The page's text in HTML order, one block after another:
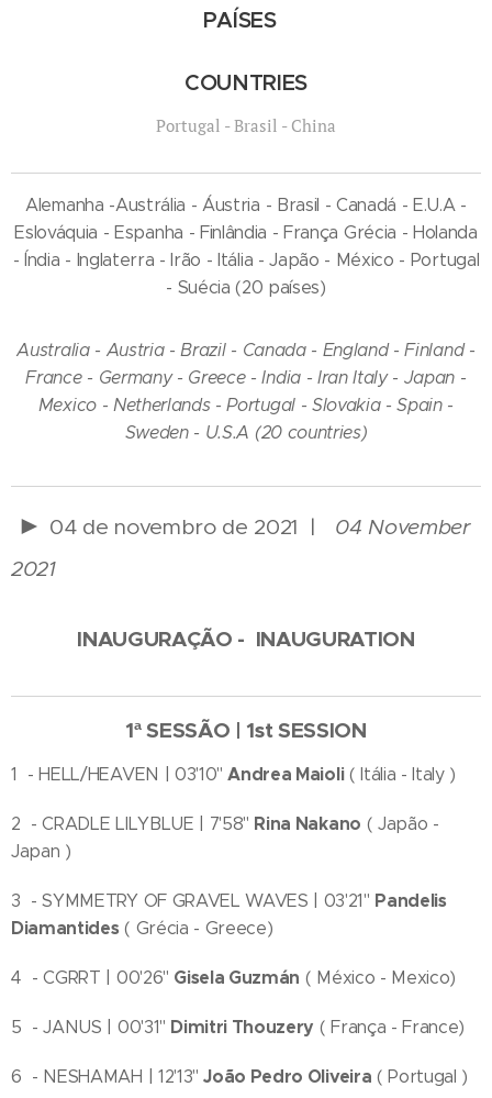
PAÍSES
COUNTRIES
Portugal - Brasil - China
Alemanha -Austrália - Áustria - Brasil - Canadá - E.U.A -
Eslováquia - Espanha - Finlândia - França Grécia - Holanda
- Índia - Inglaterra - Irão - Itália - Japão - México - Portugal
- Suécia (20 países)
Australia - Austria - Brazil - Canada - England - Finland -
France - Germany - Greece - India - Iran Italy - Japan -
Mexico - Netherlands - Portugal - Slovakia - Spain -
Sweden - U.S.A (20 countries)
► 04 de novembro de 2021 | 04 November
2021
INAUGURAÇÃO - INAUGURATION
1ª SESSÃO | 1st SESSION
1 - HELL/HEAVEN | 03'10''Andrea Maioli( Itália - Italy )
2 - CRADLE LILYBLUE | 7'58'' Rina Nakano ( Japão -
Japan )
3 - SYMMETRY OF GRAVEL WAVES | 03'21'' Pandelis
Diamantides( Grécia - Greece)
4 - CGRRT | 00'26'' Gisela Guzmán ( México - Mexico)
5 - JANUS | 00'31'' Dimitri Thouzery ( França - France)
6 - NESHAMAH | 12'13''João Pedro Oliveira ( Portugal )